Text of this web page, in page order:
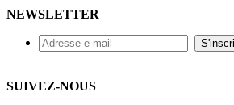
NEWSLETTER
SUIVEZ-NOUS